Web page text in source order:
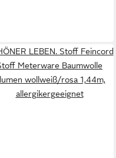
LEBEN. Stoff Feincord
Meterware Baumwolle
wollweiß/rosa 1,44m,
allergikergeeignet